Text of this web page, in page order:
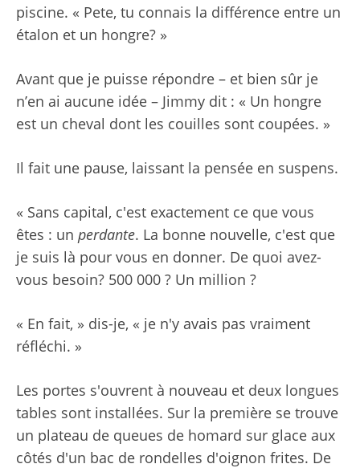
piscine. « Pete, tu connais la différence entre un
étalon et un hongre? »
Avant que je puisse répondre – et bien sûr je
n’en ai aucune idée – Jimmy dit : « Un hongre
est un cheval dont les couilles sont coupées. »
Il fait une pause, laissant la pensée en suspens.
« Sans capital, c'est exactement ce que vous
êtes : un perdante. La bonne nouvelle, c'est que
je suis là pour vous en donner. De quoi avez-
vous besoin? 500 000 ? Un million ?
« En fait, » dis-je, « je n'y avais pas vraiment
réfléchi. »
Les portes s'ouvrent à nouveau et deux longues
tables sont installées. Sur la première se trouve
un plateau de queues de homard sur glace aux
côtés d'un bac de rondelles d'oignon frites. De